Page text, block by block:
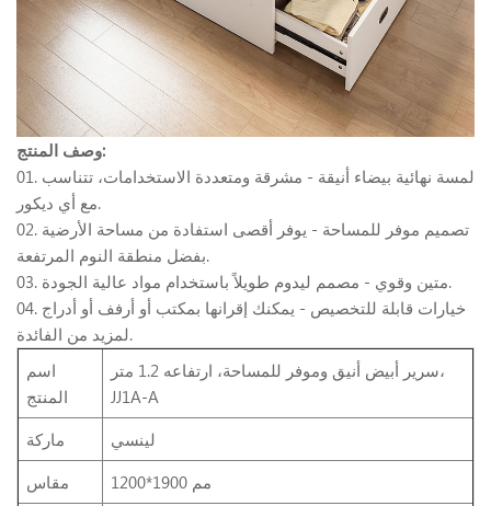
وصف المنتج:
01. لمسة نهائية بيضاء أنيقة - مشرقة ومتعددة الاستخدامات، تتناسب
مع أي ديكور.
02. تصميم موفر للمساحة - يوفر أقصى استفادة من مساحة الأرضية
بفضل منطقة النوم المرتفعة.
03. متين وقوي - مصمم ليدوم طويلاً باستخدام مواد عالية الجودة.
04. خيارات قابلة للتخصيص - يمكنك إقرانها بمكتب أو أرفف أو أدراج
لمزيد من الفائدة.
اسم
المنتج
سرير أبيض أنيق وموفر للمساحة، ارتفاعه 1.2 متر،
JJ1A-A
ماركة
لينسي
مقاس
1200*1900 مم